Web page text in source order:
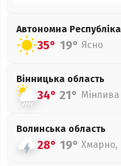
Автономна
35° 19° Ясно
Вінницька область
34° 21° Мінлива
Волинська область
28° 19° Хмарно,